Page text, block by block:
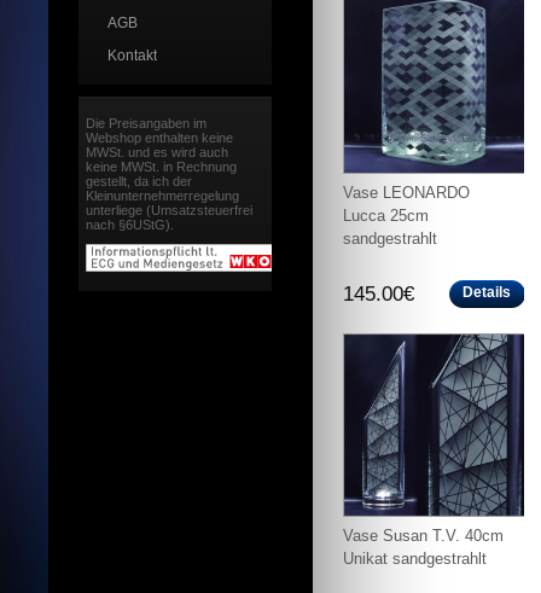
Vase LEONARDO
Lucca 25cm
sandgestrahlt
145.00€ Details
Vase Susan T.V. 40cm
Unikat sandgestrahlt
AGB
Kontakt
Die Preisangaben im
Webshop enthalten keine
MWSt. und es wird auch
keine MWSt. in Rechnung
gestellt, da ich der
Kleinunternehmerregelung
unterliege (Umsatzsteuerfrei
nach §6UStG).